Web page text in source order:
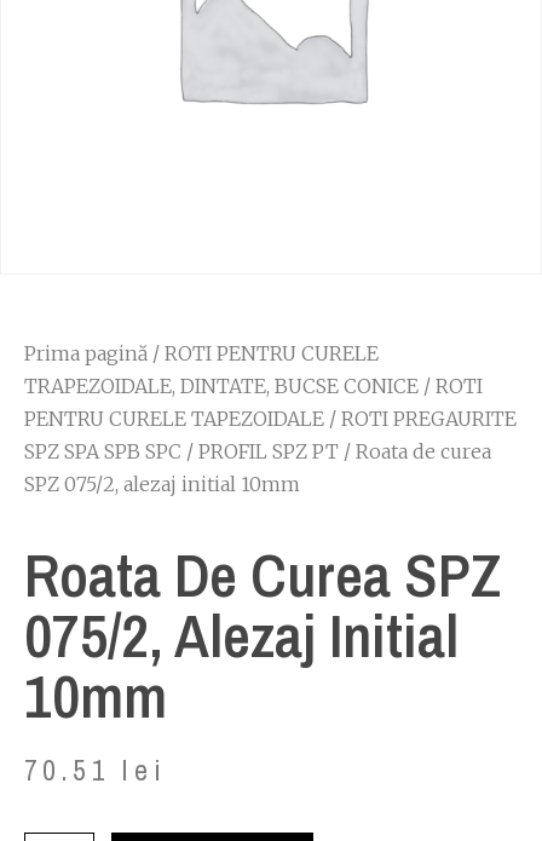
Prima pagină / ROTI PENTRU CURELE
TRAPEZOIDALE, DINTATE, BUCSE CONICE / ROTI
PENTRU CURELE TAPEZOIDALE / ROTI PREGAURITE
SPZ SPA SPB SPC / PROFIL SPZ PT / Roata de curea
SPZ 075/2, alezaj initial 10mm
Roata De Curea SPZ
075/2, Alezaj Initial
10mm
70.51 lei